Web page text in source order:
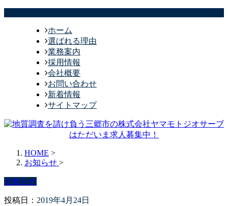
ホーム
選ばれる理由
業務案内
採用情報
会社概要
お問い合わせ
新着情報
サイトマップ
HOME >
お知らせ >
お知らせ
投稿日： 2019年4月24日